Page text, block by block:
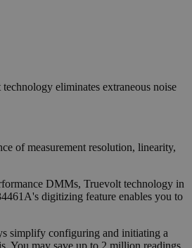
eliminates extraneous noise
of measurement resolution, linearity,
DMMs, Truevolt technology in
digitizing feature enables you to
simplify configuring and initiating a